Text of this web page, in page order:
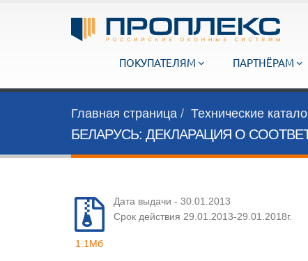
ПОКУПАТЕЛЯМ ПАРТНЁРАМ
Главная страница Технические
БЕЛАРУСЬ: ДЕКЛАРАЦИЯ О
1.1Мб
Дата выдачи - 30.01.2013
Срок действия 29.01.2013-29.01.2018г.